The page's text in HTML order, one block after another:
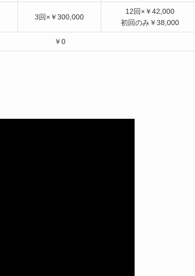
3回×￥300,000
12回×￥42,000
初回のみ￥38,000
￥0